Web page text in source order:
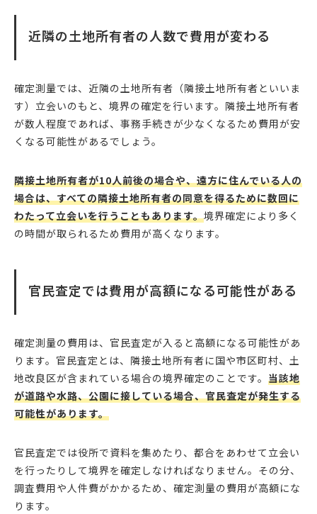
近隣の土地所有者の人数で費用が変わる
確定測量では、近隣の土地所有者（隣接土地所有者といいま
す）立会いのもと、境界の確定を行います。隣接土地所有者
が数人程度であれば、事務手続きが少なくなるため費用が安
くなる可能性があるでしょう。
隣接土地所有者が10人前後の場合や、遠方に住んでいる人の
場合は、すべての隣接土地所有者の同意を得るために数回に
わたって立会いを行うこともあります。境界確定により多く
の時間が取られるため費用が高くなります。
官民査定では費用が高額になる可能性がある
確定測量の費用は、官民査定が入ると高額になる可能性があ
ります。官民査定とは、隣接土地所有者に国や市区町村、土
地改良区が含まれている場合の境界確定のことです。 当該地
が道路や水路、公園に接している場合、官民査定が発生する
可能性があります。
官民査定では役所で資料を集めたり、都合をあわせて立会い
を行ったりして境界を確定しなければなりません。その分、
調査費用や人件費がかかるため、確定測量の費用が高額にな
ります。